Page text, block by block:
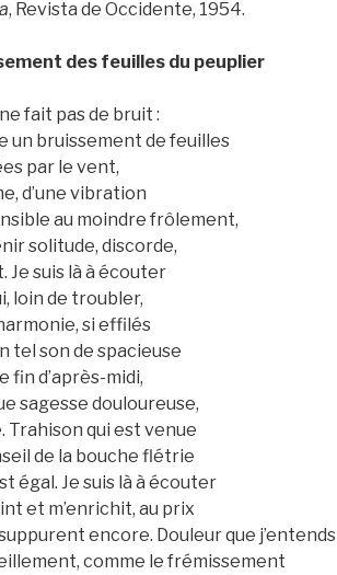
, Revista de Occidente, 1954.
des feuilles du peuplier
fait pas de bruit :
un bruissement de feuilles
par le vent,
d’une vibration
au moindre frôlement,
solitude, discorde,
Je suis là à écouter
loin de troubler,
si effilés
tel son de spacieuse
d’après-midi,
sagesse douloureuse,
Trahison qui est venue
de la bouche flétrie
égal. Je suis là à écouter
et m’enrichit, au prix
encore. Douleur que j’entends
comme le frémissement